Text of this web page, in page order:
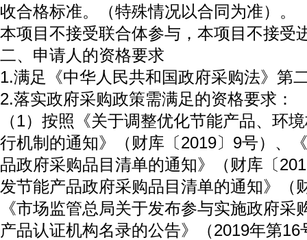
收合格标准。（特殊情况以合同为准）。
本项目不接受联合体参与，本项目不接受
二、申请人的资格要求
1.满足《中华人民共和国政府采购法》第
2.落实政府采购政策需满足的资格要求：
（1）按照《关于调整优化节能产品、环
行机制的通知》（财库〔2019〕9号）、
品政府采购品目清单的通知》（财库〔
发节能产品政府采购品目清单的通知》（
《市场监管总局关于发布参与实施政府采
产品认证机构名录的公告》（2019年第